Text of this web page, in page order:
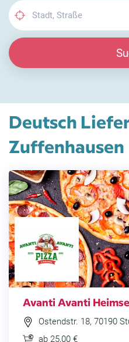
Deutsch
Zuffenhausen
Avanti Avanti
Ostendstr. 18, 70190
ab 25,00 €